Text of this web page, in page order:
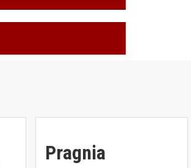
Pragnia